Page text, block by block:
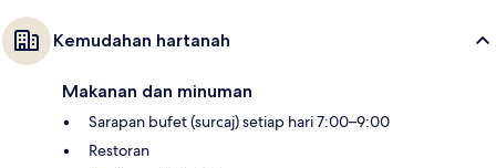
Kemudahan hartanah
Makanan dan minuman
Sarapan bufet (surcaj) setiap hari 7:00–9:00
Restoran